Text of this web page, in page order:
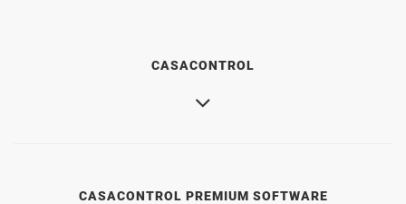
CASACONTROL
CASACONTROL PREMIUM SOFTWARE